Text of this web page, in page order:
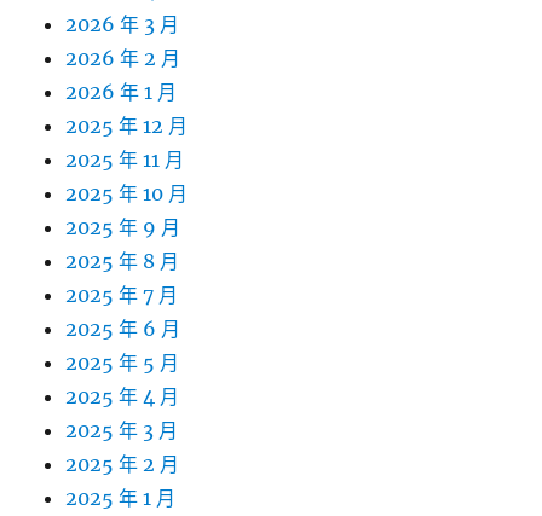
2026 年 3 月
2026 年 2 月
2026 年 1 月
2025 年 12 月
2025 年 11 月
2025 年 10 月
2025 年 9 月
2025 年 8 月
2025 年 7 月
2025 年 6 月
2025 年 5 月
2025 年 4 月
2025 年 3 月
2025 年 2 月
2025 年 1 月